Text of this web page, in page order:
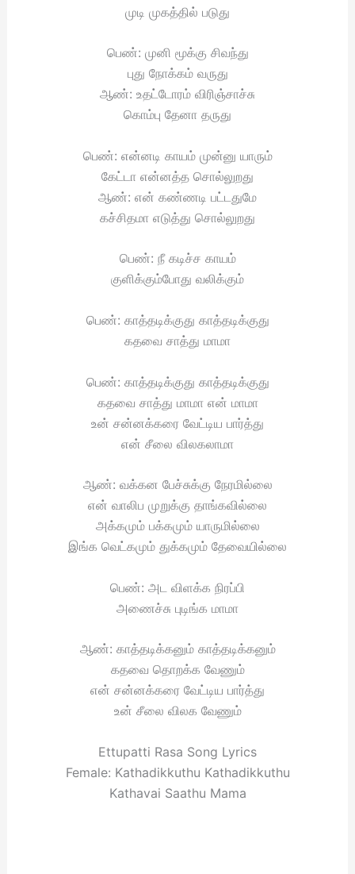
முடி முகத்தில் படுது
பெண்: முனி மூக்கு சிவந்து
புது நோக்கம் வருது
ஆண்: உதட்டோரம் விரிஞ்சாச்சு
கொம்பு தேனா தருது
பெண்: என்னடி காயம் முன்னு யாரும்
கேட்டா என்னத்த சொல்லுறது
ஆண்: என் கண்ணடி பட்டதுமே
கச்சிதமா எடுத்து சொல்லுறது
பெண்: நீ கடிச்ச காயம்
குளிக்கும்போது வலிக்கும்
பெண்: காத்தடிக்குது காத்தடிக்குது
கதவை சாத்து மாமா
பெண்: காத்தடிக்குது காத்தடிக்குது
கதவை சாத்து மாமா என் மாமா
உன் சன்னக்கரை வேட்டிய பார்த்து
என் சீலை விலகலாமா
ஆண்: வக்கன பேச்சுக்கு நேரமில்லை
என் வாலிப முறுக்கு தாங்கவில்லை
அக்கமும் பக்கமும் யாருமில்லை
இங்க வெட்கமும் துக்கமும் தேவையில்லை
பெண்: அட விளக்க நிரப்பி
அணைச்சு புடிங்க மாமா
ஆண்: காத்தடிக்கனும் காத்தடிக்கனும்
கதவை தொறக்க வேணும்
என் சன்னக்கரை வேட்டிய பார்த்து
உன் சீலை விலக வேணும்
Ettupatti Rasa Song Lyrics
Female: Kathadikkuthu Kathadikkuthu
Kathavai Saathu Mama